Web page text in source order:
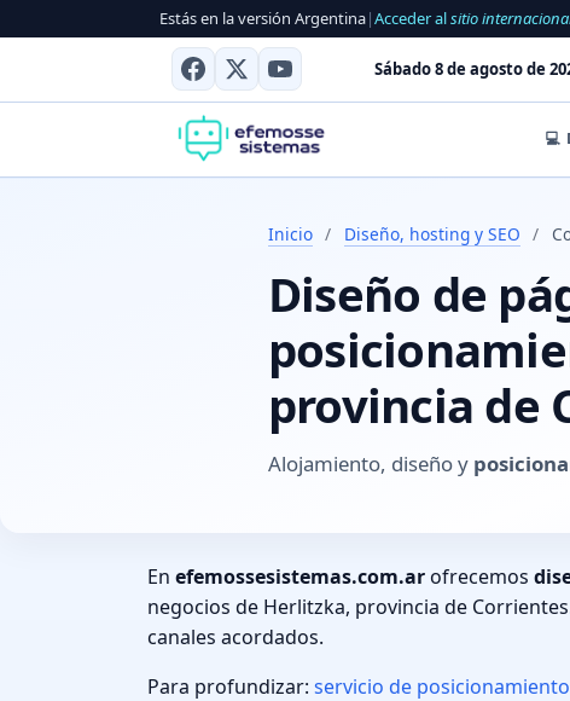
Estás en la versión Argentina|Acceder alsitio
Sábado 8 de agosto de
💻
Inicio / Diseño, hosting y SEO /
Diseño de
provincia de
Alojamiento, diseño y
En efemossesistemas.com.arofrecemos
negocios de Herlitzka, provincia de
canales acordados.
Para profundizar: servicio de